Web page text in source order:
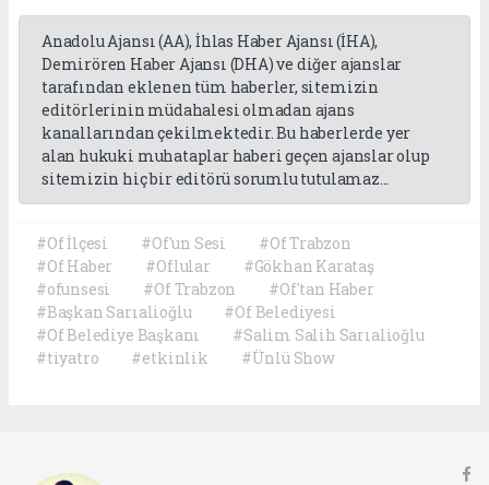
Anadolu Ajansı (AA), İhlas Haber Ajansı (İHA),
Demirören Haber Ajansı (DHA) ve diğer ajanslar
tarafından eklenen tüm haberler, sitemizin
editörlerinin müdahalesi olmadan ajans
kanallarından çekilmektedir. Bu haberlerde yer
alan hukuki muhataplar haberi geçen ajanslar olup
sitemizin hiç bir editörü sorumlu tutulamaz...
#Of İlçesi #Of'un Sesi
#Of Trabzon
#Of Haber
#Oflular
#Gökhan Karataş
#ofunsesi
#Of Trabzon
#Of'tan Haber
#Başkan Sarıalioğlu
#Of Belediyesi
#Of Belediye Başkanı
#Salim Salih Sarıalioğlu
#tiyatro
#etkinlik #Ünlü Show